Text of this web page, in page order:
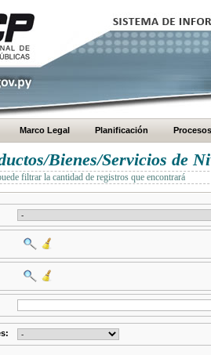
Marco Legal Planificación Procesos
Bienes/Servicios de
filtrar la cantidad de registros que encontrará